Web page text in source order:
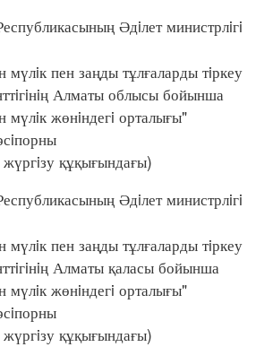
Әдiлет министрлiгi
пен заңды тұлғаларды тiркеу
Алматы облысы бойынша
жөнiндегi орталығы"
құқығындағы)
Әдiлет министрлiгi
пен заңды тұлғаларды тiркеу
Алматы қаласы бойынша
жөнiндегi орталығы"
құқығындағы)